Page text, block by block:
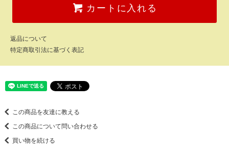
カートに入れる
返品について
特定商取引法に基づく表記
この商品を友達に教える
この商品について問い合わせる
買い物を続ける